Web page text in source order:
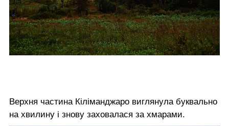
Верхня частина Кіліманджаро виглянула буквально
на хвилину і знову заховалася за хмарами.